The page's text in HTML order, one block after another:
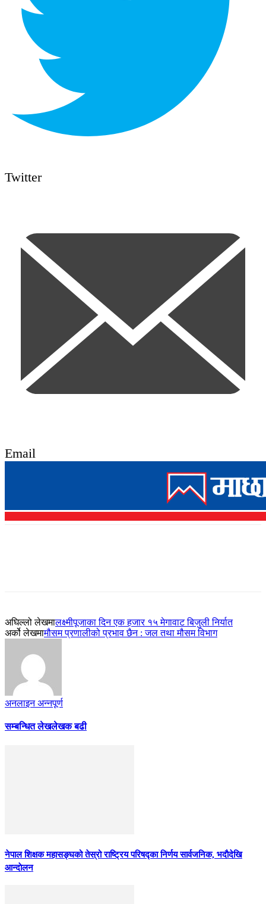
Twitter
Email
अघिल्लो लेखमालक्ष्मीपूजाका दिन एक हजार १५ मेगावाट बिजुली निर्यात
अर्को लेखमामौसम प्रणालीको प्रभाव छैन : जल तथा मौसम विभाग
अनलाइन अन्नपूर्ण
सम्बन्धित लेखलेखक बढी
नेपाल शिक्षक महासङ्घको तेस्रो राष्ट्रिय परिषद्का निर्णय सार्वजनिक, भदाैदेखि
आन्दाेलन